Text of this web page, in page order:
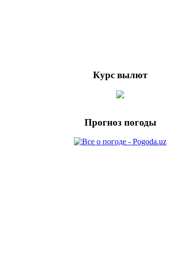
Курс вылют
Прогноз погоды